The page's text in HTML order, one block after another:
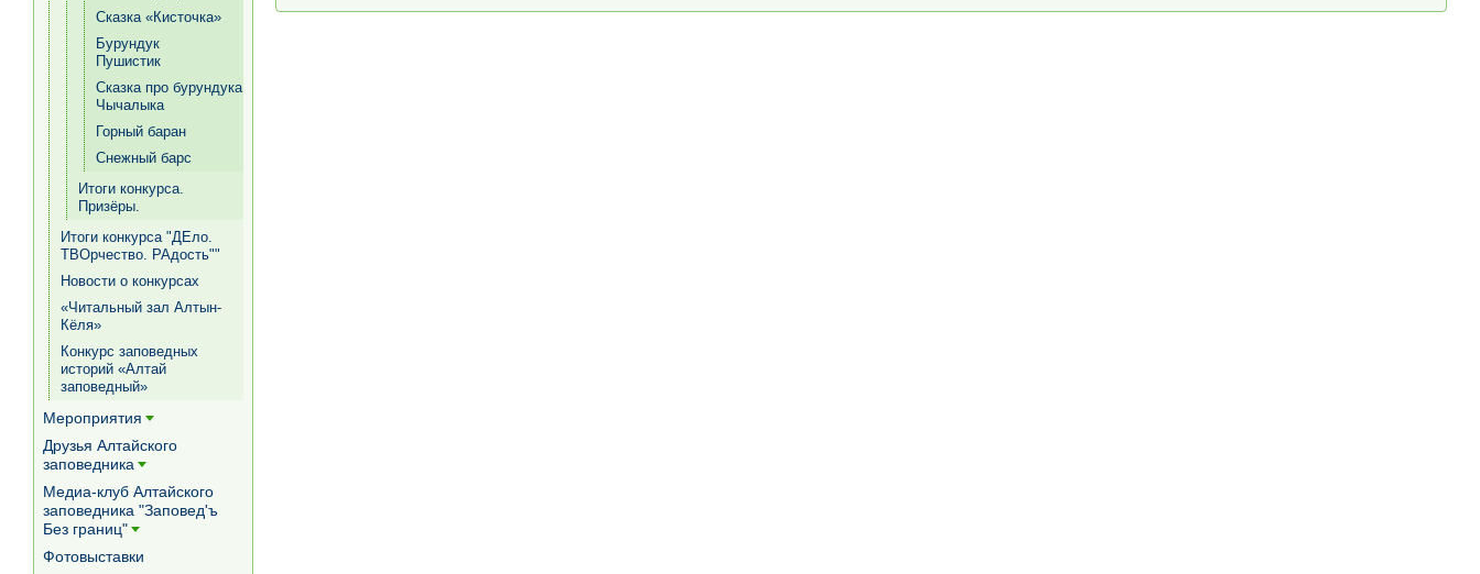
Сказка «Кисточка»
Бурундук
Пушистик
Сказка про бурундука
Чычалыка
Горный баран
Снежный барс
Итоги конкурса.
Призёры.
Итоги конкурса "ДЕло.
ТВОрчество. РАдость""
Новости о конкурсах
«Читальный зал Алтын-
Кёля»
Конкурс заповедных
историй «Алтай
заповедный»
Мероприятия
Друзья Алтайского
заповедника
Медиа-клуб Алтайского
заповедника "Заповед'ъ
Без границ"
Фотовыставки